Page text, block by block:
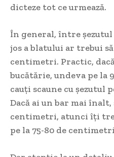
dicteze tot ce urmează.
În general, între
jos a blatului ar trebui să
centimetri. Practic,
bucătărie, undeva pe la
cauți scaune cu șezutul
Dacă ai un bar mai înalt,
centimetri, atunci îți
pe la 75-80 de